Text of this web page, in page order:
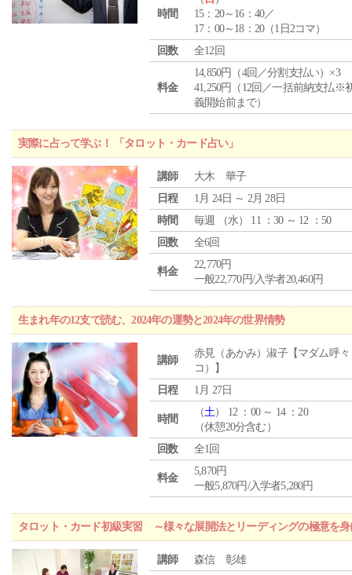
時間
15：20～16：40／
17：00～18：20（1日2コマ）
回数
全12回
料金
14,850円（4回／分割支払い）×3
41,250円（12回／一括前納支払※
義開始前まで）
実際に占って学ぶ！ 「タロット・カード占い」
講師
大木 華子
日程
1月 24日 ～ 2月 28日
時間
毎週 （水） 11 ：30 ～ 12 ：50
回数
全6回
料金
22,770円
一般22,770円/入学者20,460円
生まれ年の12支で読む、2024年の運勢と2024年の世界情勢
講師
赤見（あかみ）淑子【マダム呼々
コ）】
日程
1月 27日
時間
（土） 12 ：00 ～ 14 ：20
（休憩20分含む）
回数
全1回
料金
5,870円
一般5,870円/入学者5,280円
タロット・カード初級実習 ～様々な展開法とリーディングの極意を身
講師 森信 彰雄